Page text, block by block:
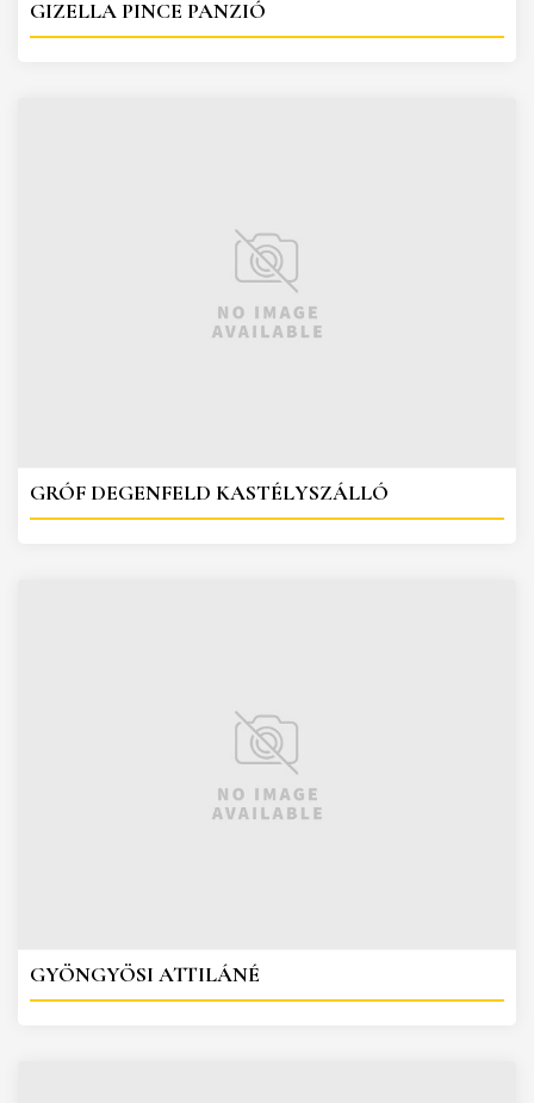
GIZELLA PINCE PANZIÓ
GRÓF DEGENFELD KASTÉLYSZÁLLÓ
GYÖNGYÖSI ATTILÁNÉ